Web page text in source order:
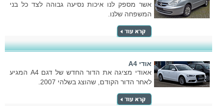
אשר מספק לנו איכות נסיעה גבוהה לצד כל בני
המשפחה שלנו.
אודי A4
אאודי מציגה את הדור החדש של דגם A4 המגיע
לאחר הדור הקודם, שהוצג בשלהי 2007.